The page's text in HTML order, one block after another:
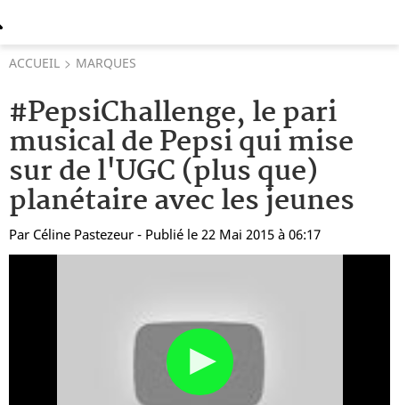
ACCUEIL MARQUES
#PepsiChallenge, le pari
musical de Pepsi qui mise
sur de l'UGC (plus que)
planétaire avec les jeunes
Par Céline Pastezeur - Publié le 22 Mai 2015 à 06:17